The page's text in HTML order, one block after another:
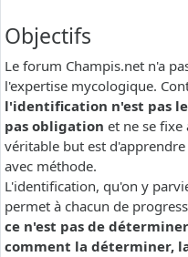
Objectifs
Le forum Champis.net n'a
l'expertise mycologique.
l'identification n'est pas
pas obligation et ne se fixe
véritable but est
avec méthode.
L'identification, qu'on y
permet à chacun de
ce n'est pas de
comment la déterminer,